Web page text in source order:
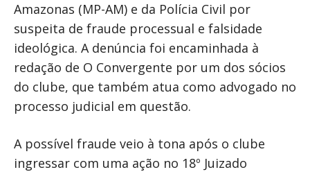
Amazonas (MP-AM) e da Polícia Civil por
suspeita de fraude processual e falsidade
ideológica. A denúncia foi encaminhada à
redação de O Convergente por um dos sócios
do clube, que também atua como advogado no
processo judicial em questão.
A possível fraude veio à tona após o clube
ingressar com uma ação no 18º Juizado